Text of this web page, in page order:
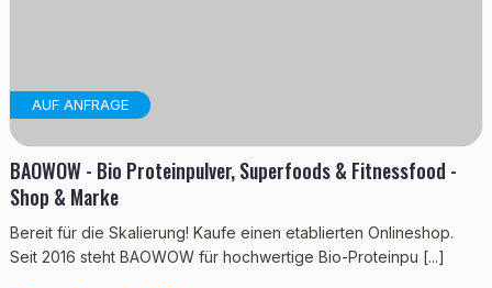
AUF ANFRAGE
BAOWOW - Bio Proteinpulver, Superfoods & Fitnessfood -
Shop & Marke
Bereit für die Skalierung! Kaufe einen etablierten Onlineshop.
Seit 2016 steht BAOWOW für hochwertige Bio-Proteinpu [...]